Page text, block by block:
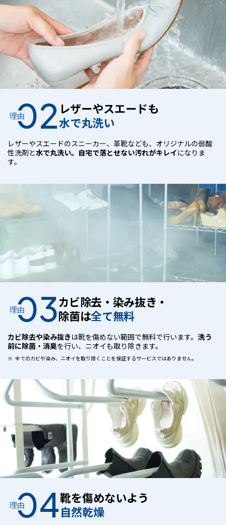
02
理由
レザーやスエードも
水で丸洗い
レザーやスエードのスニーカー、革靴なども、オリジナルの弱酸
性洗剤と水で丸洗い。自宅で落とせない汚れがキレイになりま
す。
03
理由
カビ除去・染み抜き・
除菌は全て無料
カビ除去や染み抜き は靴を傷めない範囲で無料で行います。 洗う
前に除菌・消臭を行い、ニオイも取り除きます。
全てのカビや染み、ニオイを取り除くことを保証するサービスではありません。
04
理由
靴を傷めないよう
自然乾燥